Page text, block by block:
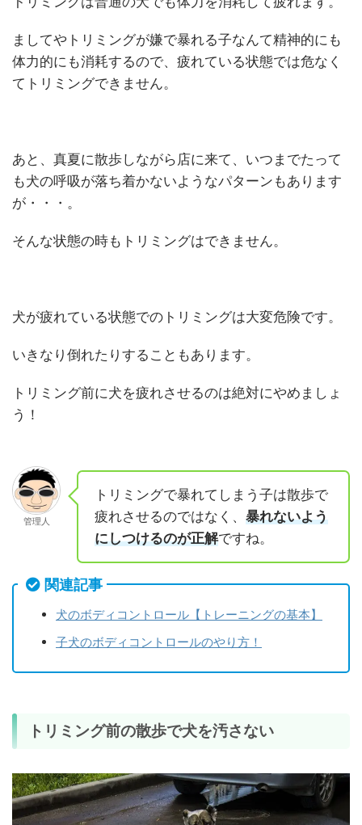
ましてやトリミングが嫌で暴れる子なんて精神的にも
体力的にも消耗するので、疲れている状態では危なく
てトリミングできません。
あと、真夏に散歩しながら店に来て、いつまでたって
も犬の呼吸が落ち着かないようなパターンもあります
が・・・。
そんな状態の時もトリミングはできません。
犬が疲れている状態でのトリミングは大変危険です。
いきなり倒れたりすることもあります。
トリミング前に犬を疲れさせるのは絶対にやめましょ
う！
管理人
トリミングで暴れてしまう子は散歩で
疲れさせるのではなく、 暴れないよう
にしつけるのが正解ですね。
関連記事
犬のボディコントロール【トレーニングの基本】
子犬のボディコントロールのやり方！
トリミング前の散歩で犬を汚さない